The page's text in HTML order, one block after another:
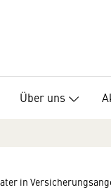
Über uns
in